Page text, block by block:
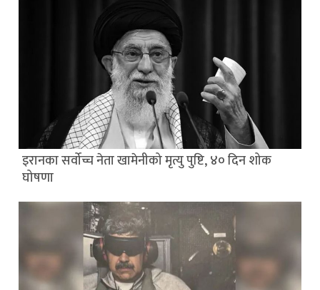
इरानका सर्वोच्च नेता खामेनीको मृत्यु पुष्टि, ४० दिन शोक
घोषणा